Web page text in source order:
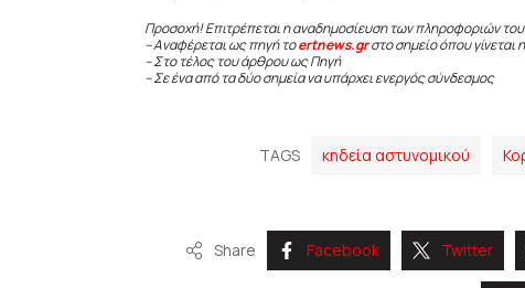
Προσοχή! Επιτρέπεται η αναδημοσίευση των πληροφοριών
– Αναφέρεται ως πηγή τοertnews.gr στο σημείο όπου γίνεται
– Στο τέλος του άρθρου ως Πηγή
– Σε ένα από τα δύο σημεία να υπάρχει ενεργός σύνδεσμος
TAGS κηδεία αστυνομικού
Share Facebook Twitter